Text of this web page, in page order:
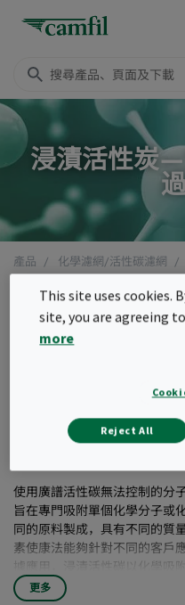
浸漬活性炭
產品 化學濾網/活性碳濾網
Menu
浸漬活性碳
方案的核心。
活性碳，可盡可能地
使用廣譜活性碳無法控制的分
旨在專門吸附單個化學分子或
同的原料製成，具有不同的質
素使康法能夠針對不同的客戶
據應用，浸漬活性碳以化學吸
這兩種機制可能都很重要。
更多
This site uses cookies.
site, you are agreeing
more
Reject All